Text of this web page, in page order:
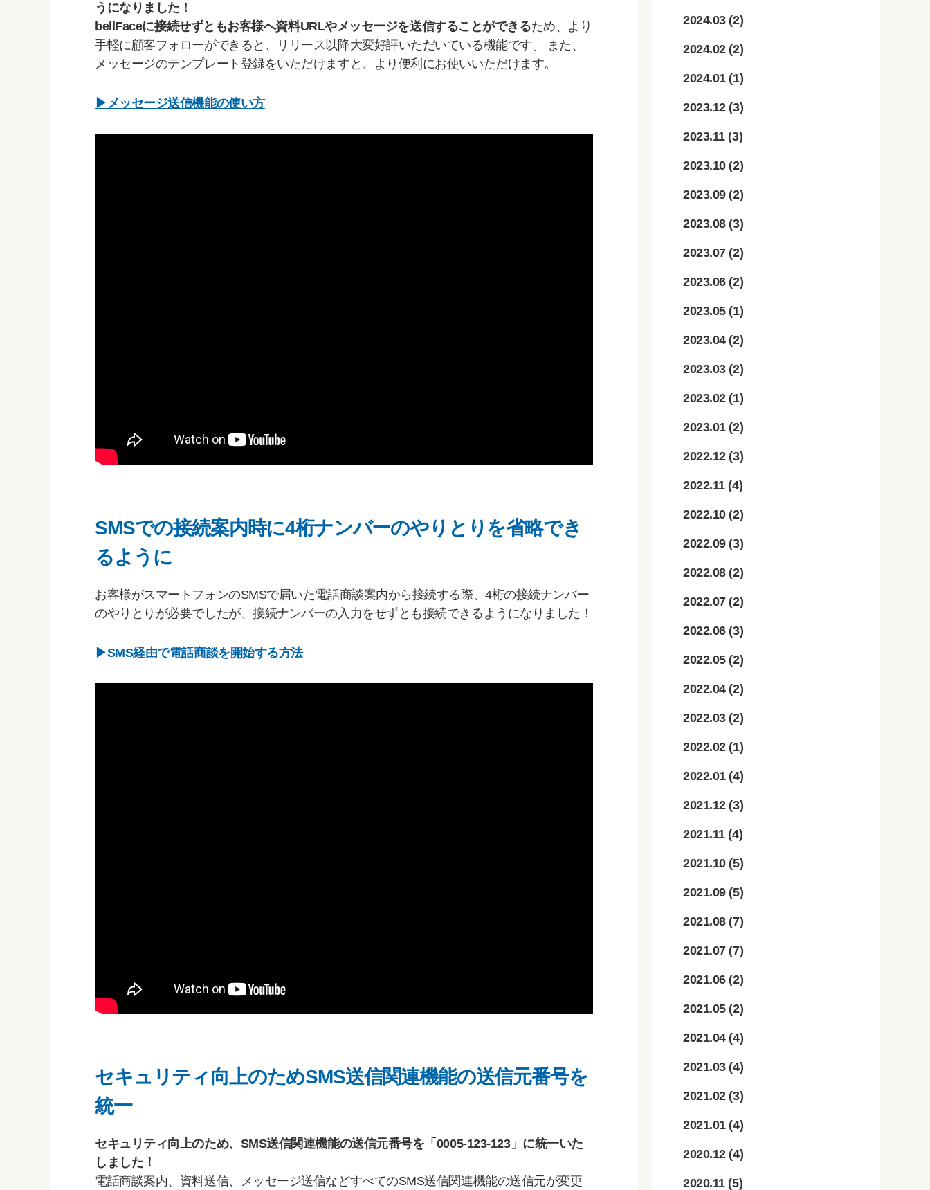
うになりました ！
bellFaceに接続せずともお客様へ資料URLやメッセージを送信することができるため、より
手軽に顧客フォローができると、リリース以降大変好評いただいている機能です。 また、
メッセージのテンプレート登録をいただけますと、より便利にお使いいただけます。
▶メッセージ送信機能の使い方
SMSでの接続案内時に4桁ナンバーのやりとりを省略でき
るように
お客様がスマートフォンのSMSで届いた電話商談案内から接続する際、4桁の接続ナンバー
のやりとりが必要でしたが、接続ナンバーの入力をせずとも接続できるようになりました！
▶SMS経由で電話商談を開始する方法
セキュリティ向上のためSMS送信関連機能の送信元番号を
統一
セキュリティ向上のため、SMS送信関連機能の送信元番号を「0005-123-123」に統一いた
しました！
電話商談案内、資料送信、メッセージ送信などすべてのSMS送信関連機能の送信元が変更
2024.03(2)
2024.02(2)
2024.01(1)
2023.12(3)
2023.11(3)
2023.10(2)
2023.09(2)
2023.08(3)
2023.07(2)
2023.06(2)
2023.05(1)
2023.04(2)
2023.03(2)
2023.02(1)
2023.01(2)
2022.12(3)
2022.11(4)
2022.10(2)
2022.09(3)
2022.08(2)
2022.07(2)
2022.06(3)
2022.05(2)
2022.04(2)
2022.03(2)
2022.02(1)
2022.01(4)
2021.12(3)
2021.11(4)
2021.10(5)
2021.09(5)
2021.08(7)
2021.07(7)
2021.06(2)
2021.05(2)
2021.04(4)
2021.03(4)
2021.02(3)
2021.01(4)
2020.12(4)
2020.11(5)